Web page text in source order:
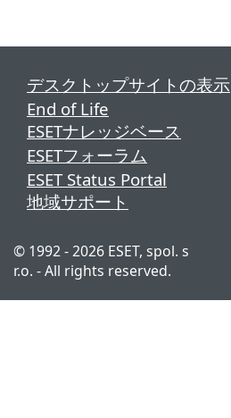
デスクトップサイトの表示
End of Life
ESETナレッジベース
ESETフォーラム
ESET Status Portal
地域サポート
© 1992 - 2026 ESET, spol. s
r.o. - All rights reserved.